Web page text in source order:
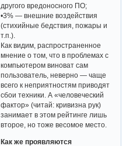
другого вредоносного ПО;
•3% — внешние воздействия
(стихийные бедствия, пожары и
т.п.).
Как видим, распространенное
мнение о том, что в проблемах с
компьютером виноват сам
пользователь, неверно — чаще
всего к неприятностям приводят
сбои техники. А «человеческий
фактор» (читай: кривизна рук)
занимает в этом рейтинге лишь
второе, но тоже весомое место.
Как же проявляются